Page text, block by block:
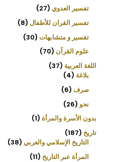
تفسير العدوي 27
تفسير القران للأطفال 8
تفسير و متشابهات 30
علوم القرآن 70
اللغة العربية 37
بلاغة 4
صرف 6
نحو 26
بدون الأسرة والمرأة 1
تاريخ 187
التاريخ الإسلامي والعربي 38
المرأة عبر التاريخ 11